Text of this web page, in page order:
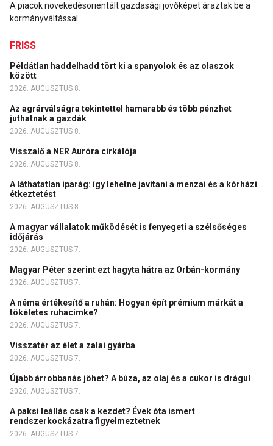
A piacok növekedésorientált gazdasági jövőképet áraztak be a
kormányváltással.
FRISS
Példátlan haddelhadd tört ki a spanyolok és az olaszok
között
2026. AUGUSZTUS 8.
Az agrárválságra tekintettel hamarabb és több pénzhet
juthatnak a gazdák
2026. AUGUSZTUS 8.
Visszalő a NER Auróra cirkálója
2026. AUGUSZTUS 8.
A láthatatlan iparág: így lehetne javítani a menzai és a kórházi
étkeztetést
2026. AUGUSZTUS 8.
A magyar vállalatok működését is fenyegeti a szélsőséges
időjárás
2026. AUGUSZTUS 7.
Magyar Péter szerint ezt hagyta hátra az Orbán-kormány
2026. AUGUSZTUS 7.
A néma értékesítő a ruhán: Hogyan épít prémium márkát a
tökéletes ruhacímke?
2026. AUGUSZTUS 7.
Visszatér az élet a zalai gyárba
2026. AUGUSZTUS 7.
Újabb árrobbanás jöhet? A búza, az olaj és a cukor is drágul
2026. AUGUSZTUS 7.
A paksi leállás csak a kezdet? Évek óta ismert
rendszerkockázatra figyelmeztetnek
2026. AUGUSZTUS 7.